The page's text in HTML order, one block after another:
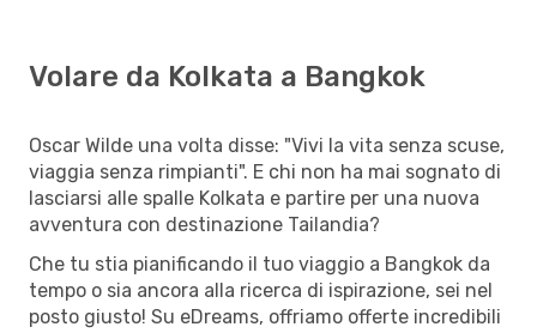
Volare da Kolkata a Bangkok
Oscar Wilde una volta disse: "Vivi la vita senza scuse,
viaggia senza rimpianti". E chi non ha mai sognato di
lasciarsi alle spalle Kolkata e partire per una nuova
avventura con destinazione Tailandia?
Che tu stia pianificando il tuo viaggio a Bangkok da
tempo o sia ancora alla ricerca di ispirazione, sei nel
posto giusto! Su eDreams, offriamo offerte incredibili